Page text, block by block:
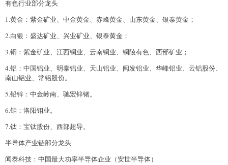
有色行业部分龙头
1.黄金：紫金矿业、中金黄金、赤峰黄金、山东黄金、银泰黄金；
2.白银：盛达矿业、兴业矿业、银泰黄金；
3.铜：紫金矿业、江西铜业、云南铜业、铜陵有色、西部矿业；
4.铝：中国铝业、明泰铝业、天山铝业、闽发铝业、华峰铝业、云铝股份、
南山铝业、常铝股份。
5.铅锌：中金岭南、驰宏锌锗。
6.钼：洛阳钼业。
7.钛：宝钛股份、西部超导。
半导体产业链部分龙头
闻泰科技：中国最大功率半导体企业（安世半导体）